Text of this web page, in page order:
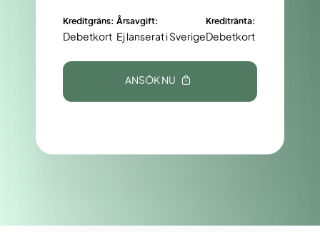
Kreditgräns:
Debetkort
Årsavgift:
Ej lanserat i Sverige
Kreditränta:
Debetkort
ANSÖK NU